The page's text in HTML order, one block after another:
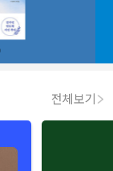
전체보기